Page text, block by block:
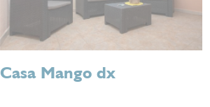
Casa Mango dx